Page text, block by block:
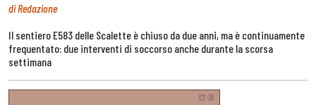
di Redazione
Il sentiero E583 delle Scalette è chiuso da due anni, ma è continuamente
frequentato: due interventi di soccorso anche durante la scorsa
settimana